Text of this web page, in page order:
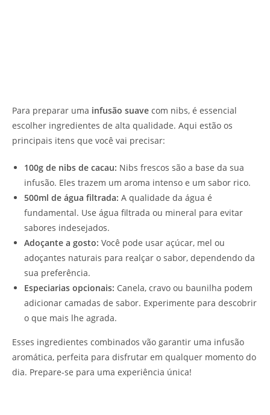
Para preparar uma infusão suave com nibs, é essencial
escolher ingredientes de alta qualidade. Aqui estão os
principais itens que você vai precisar:
100g de nibs de cacau: Nibs frescos são a base da sua
infusão. Eles trazem um aroma intenso e um sabor rico.
500ml de água filtrada: A qualidade da água é
fundamental. Use água filtrada ou mineral para evitar
sabores indesejados.
Adoçante a gosto: Você pode usar açúcar, mel ou
adoçantes naturais para realçar o sabor, dependendo da
sua preferência.
Especiarias opcionais: Canela, cravo ou baunilha podem
adicionar camadas de sabor. Experimente para descobrir
o que mais lhe agrada.
Esses ingredientes combinados vão garantir uma infusão
aromática, perfeita para disfrutar em qualquer momento do
dia. Prepare-se para uma experiência única!